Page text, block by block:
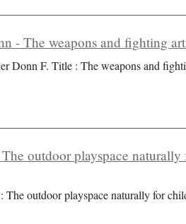
- The weapons and fighting
Donn F. Title : The weapons and
outdoor playspace
outdoor playspace naturally for